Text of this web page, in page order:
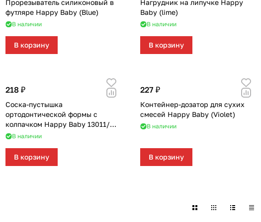
Прорезыватель силиконовый в
футляре Happy Baby (Blue)
В наличии
В корзину
Нагрудник на липучке Happy
Baby (lime)
В наличии
В корзину
218 ₽
Соска-пустышка
ортодонтической формы с
колпачком Happy Baby 13011/1
(yellow)
В наличии
В корзину
227 ₽
Контейнер-дозатор для сухих
смесей Happy Baby (Violet)
В наличии
В корзину
622
168
174
562
139
1084
103
351
319
102
35
269
143
116
133
48